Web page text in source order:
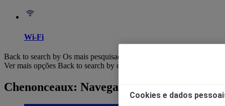
Wi-Fi
Back to search by Os mais pesquisados
Ver mais opções Back to search by categories
Chenonceaux: Navegar por hotéis
Cookies e dados